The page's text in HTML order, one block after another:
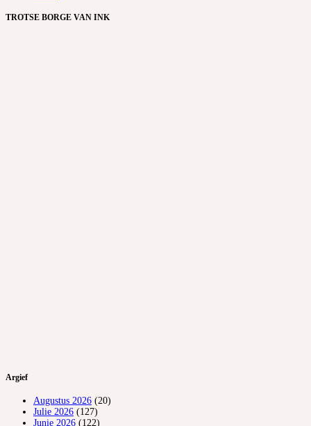
TROTSE BORGE VAN INK
Argief
Augustus 2026 (20)
Julie 2026 (127)
Junie 2026 (122)